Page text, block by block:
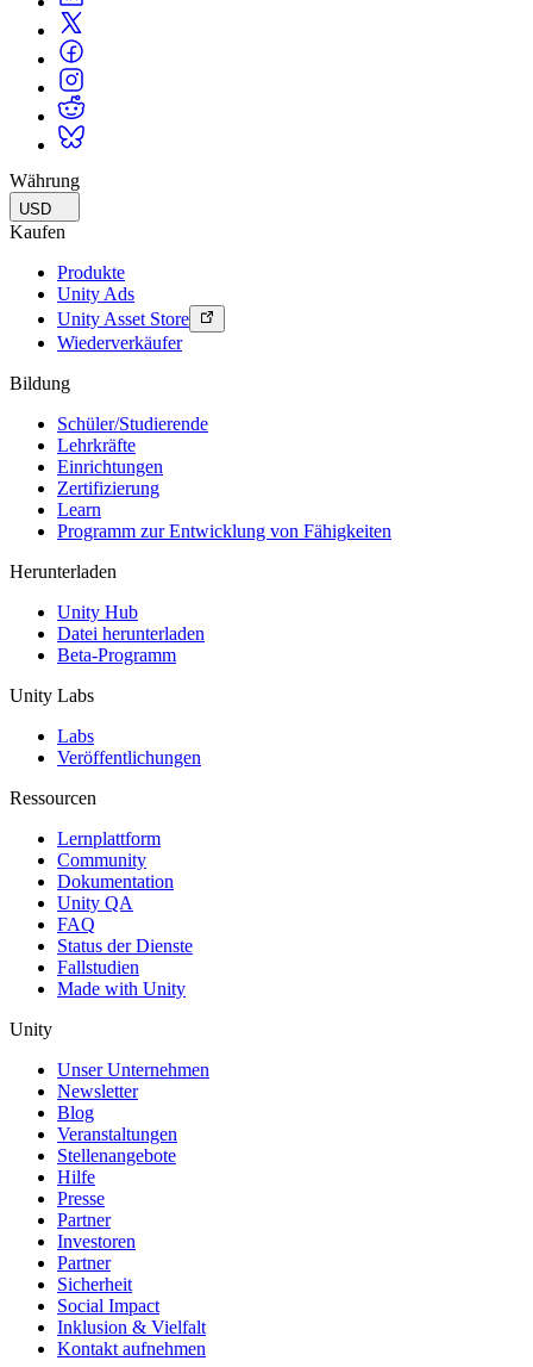
Währung
USD
Kaufen
Produkte
Unity Ads
Unity Asset Store
Wiederverkäufer
Bildung
Schüler/Studierende
Lehrkräfte
Einrichtungen
Zertifizierung
Learn
Programm zur Entwicklung von Fähigkeiten
Herunterladen
Unity Hub
Datei herunterladen
Beta-Programm
Unity Labs
Labs
Veröffentlichungen
Ressourcen
Lernplattform
Community
Dokumentation
Unity QA
FAQ
Status der Dienste
Fallstudien
Made with Unity
Unity
Unser Unternehmen
Newsletter
Blog
Veranstaltungen
Stellenangebote
Hilfe
Presse
Partner
Investoren
Partner
Sicherheit
Social Impact
Inklusion & Vielfalt
Kontakt aufnehmen